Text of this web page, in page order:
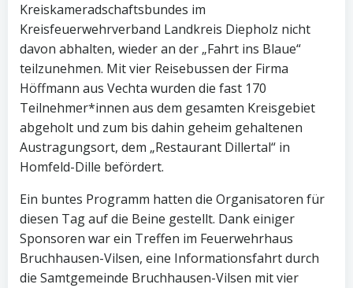
Kreiskameradschaftsbundes im
Kreisfeuerwehrverband Landkreis Diepholz nicht
davon abhalten, wieder an der „Fahrt ins Blaue“
teilzunehmen. Mit vier Reisebussen der Firma
Höffmann aus Vechta wurden die fast 170
Teilnehmer*innen aus dem gesamten Kreisgebiet
abgeholt und zum bis dahin geheim gehaltenen
Austragungsort, dem „Restaurant Dillertal“ in
Homfeld-Dille befördert.
Ein buntes Programm hatten die Organisatoren für
diesen Tag auf die Beine gestellt. Dank einiger
Sponsoren war ein Treffen im Feuerwehrhaus
Bruchhausen-Vilsen, eine Informationsfahrt durch
die Samtgemeinde Bruchhausen-Vilsen mit vier